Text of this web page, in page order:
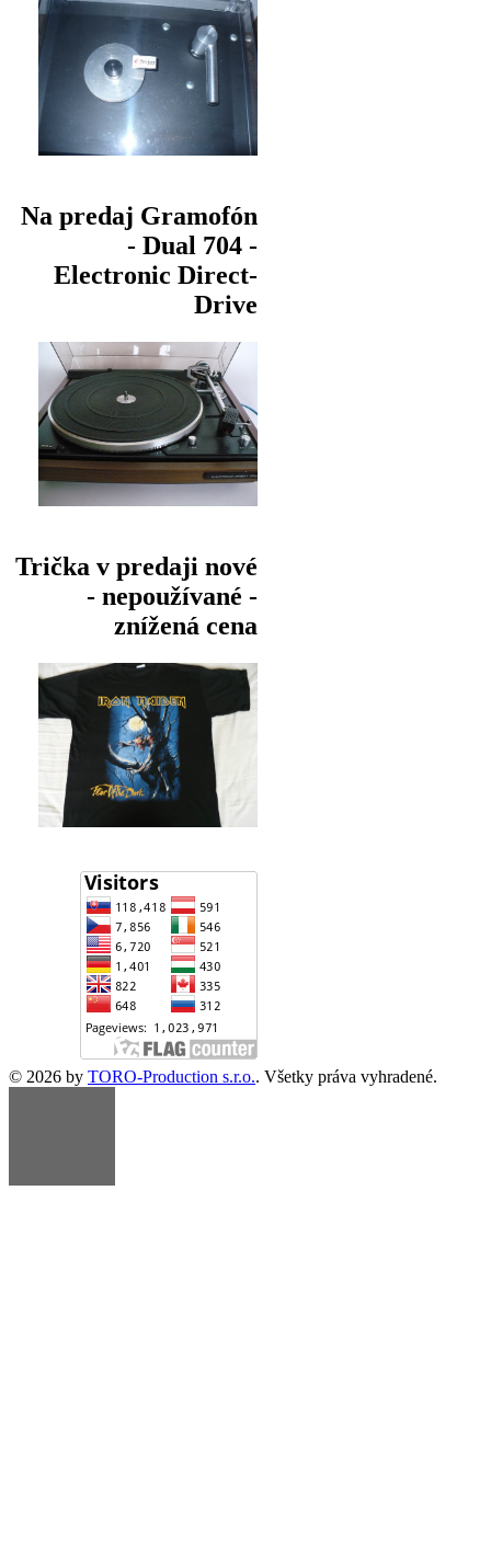
Na predaj Gramofón
- Dual 704 -
Electronic Direct-
Drive
Trička v predaji nové
- nepoužívané -
znížená cena
© 2026 by TORO-Production s.r.o.. Všetky práva vyhradené.